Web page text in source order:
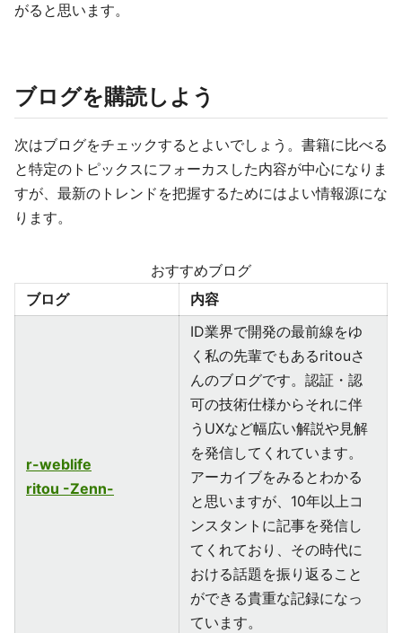
がると思います。
ブログを購読しよう
次はブログをチェックするとよいでしょう。書籍に比べる
と特定のトピックスにフォーカスした内容が中心になりま
すが、最新のトレンドを把握するためにはよい情報源にな
ります。
おすすめブログ
ブログ
内容
r-weblife
ritou -Zenn-
ID業界で開発の最前線をゆ
く私の先輩でもあるritouさ
んのブログです。認証・認
可の技術仕様からそれに伴
うUXなど幅広い解説や見解
を発信してくれています。
アーカイブをみるとわかる
と思いますが、10年以上コ
ンスタントに記事を発信し
てくれており、その時代に
おける話題を振り返ること
ができる貴重な記録になっ
ています。